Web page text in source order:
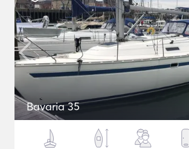
Bavaria 35